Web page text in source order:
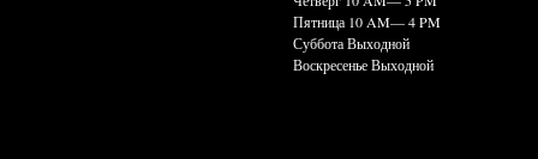
Пятница 10 AM— 4 PM
Суббота Выходной
Воскресенье Выходной